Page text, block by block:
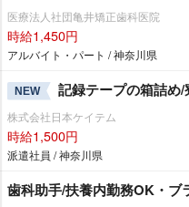
医療法人社団亀井矯正歯科医院
時給1,450円
アルバイト・パート / 神奈川県
NEW 記録テープの箱詰め
株式会社日本ケイテム
時給1,500円
派遣社員 / 神奈川県
歯科助手/扶養内勤務OK・ブ